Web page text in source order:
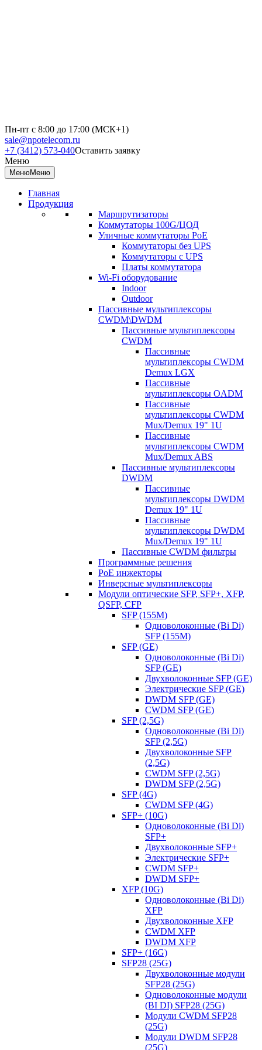
Пн-пт с 8:00 до 17:00 (МСК+1)
sale@npotelecom.ru
+7 (3412) 573-040Оставить заявку
Меню
МенюМеню
Главная
Продукция
Маршрутизаторы
Коммутаторы 100G/ЦОД
Уличные коммутаторы PoE
Коммутаторы без UPS
Коммутаторы с UPS
Платы коммутатора
Wi-Fi оборудование
Indoor
Outdoor
Пассивные мультиплексоры
CWDM\DWDM
Пассивные мультиплексоры
CWDM
Пассивные
мультиплексоры CWDM
Demux LGX
Пассивные
мультиплексоры OADM
Пассивные
мультиплексоры CWDM
Mux/Demux 19" 1U
Пассивные
мультиплексоры CWDM
Mux/Demux ABS
Пассивные мультиплексоры
DWDM
Пассивные
мультиплексоры DWDM
Demux 19" 1U
Пассивные
мультиплексоры DWDM
Mux/Demux 19" 1U
Пассивные CWDM фильтры
Программные решения
PoE инжекторы
Инверсные мультиплексоры
Модули оптические SFP, SFP+, XFP,
QSFP, CFP
SFP (155M)
Одноволоконные (Bi Di)
SFP (155M)
SFP (GE)
Одноволоконные (Bi Di)
SFP (GE)
Двухволоконные SFP (GE)
Электрические SFP (GE)
DWDM SFP (GE)
CWDM SFP (GE)
SFP (2,5G)
Одноволоконные (Bi Di)
SFP (2,5G)
Двухволоконные SFP
(2,5G)
CWDM SFP (2,5G)
DWDM SFP (2,5G)
SFP (4G)
CWDM SFP (4G)
SFP+ (10G)
Одноволоконные (Bi Di)
SFP+
Двухволоконные SFP+
Электрические SFP+
CWDM SFP+
DWDM SFP+
XFP (10G)
Одноволоконные (Bi Di)
XFP
Двухволоконные XFP
CWDM XFP
DWDM XFP
SFP+ (16G)
SFP28 (25G)
Двухволоконные модули
SFP28 (25G)
Одноволоконные модули
(BI DI) SFP28 (25G)
Модули CWDM SFP28
(25G)
Модули DWDM SFP28
(25G)